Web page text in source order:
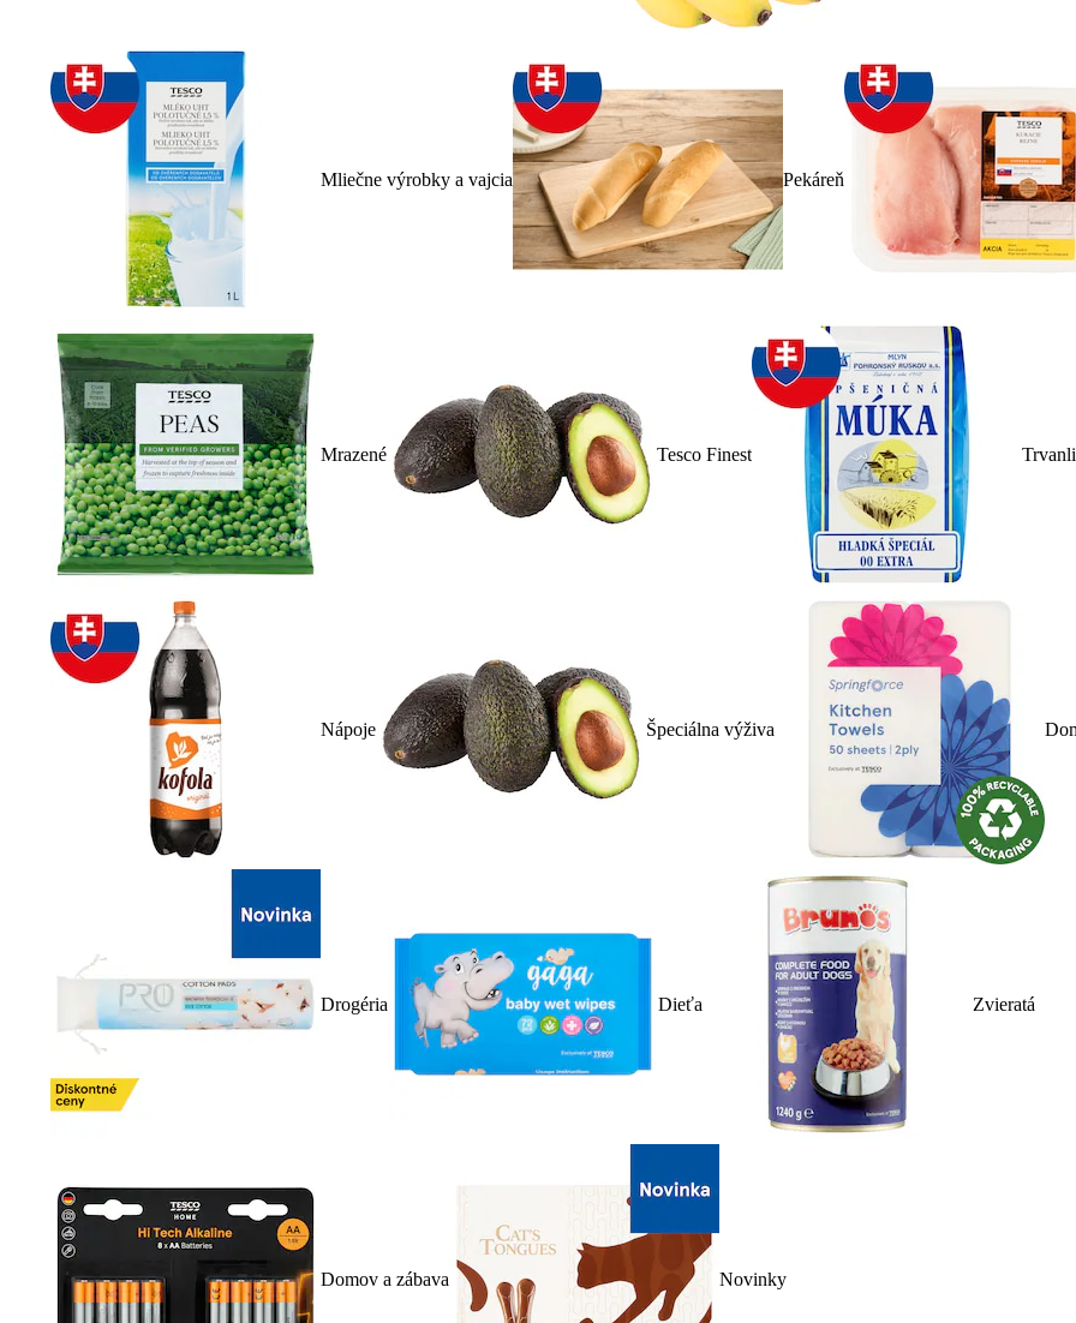
Mliečne výrobky a vajcia Pekáreň
Mrazené Tesco Finest
Nápoje Špeciálna výživa
Drogéria Dieťa Zvieratá
Domov a zábava Novinky